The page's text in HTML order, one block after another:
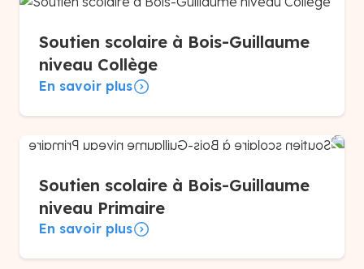
Soutien scolaire à Bois-Guillaume
niveau Collège
En savoir plus
Soutien scolaire à Bois-Guillaume
niveau Primaire
En savoir plus